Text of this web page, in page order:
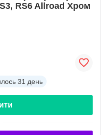
RS6 Allroad Хром
31 день